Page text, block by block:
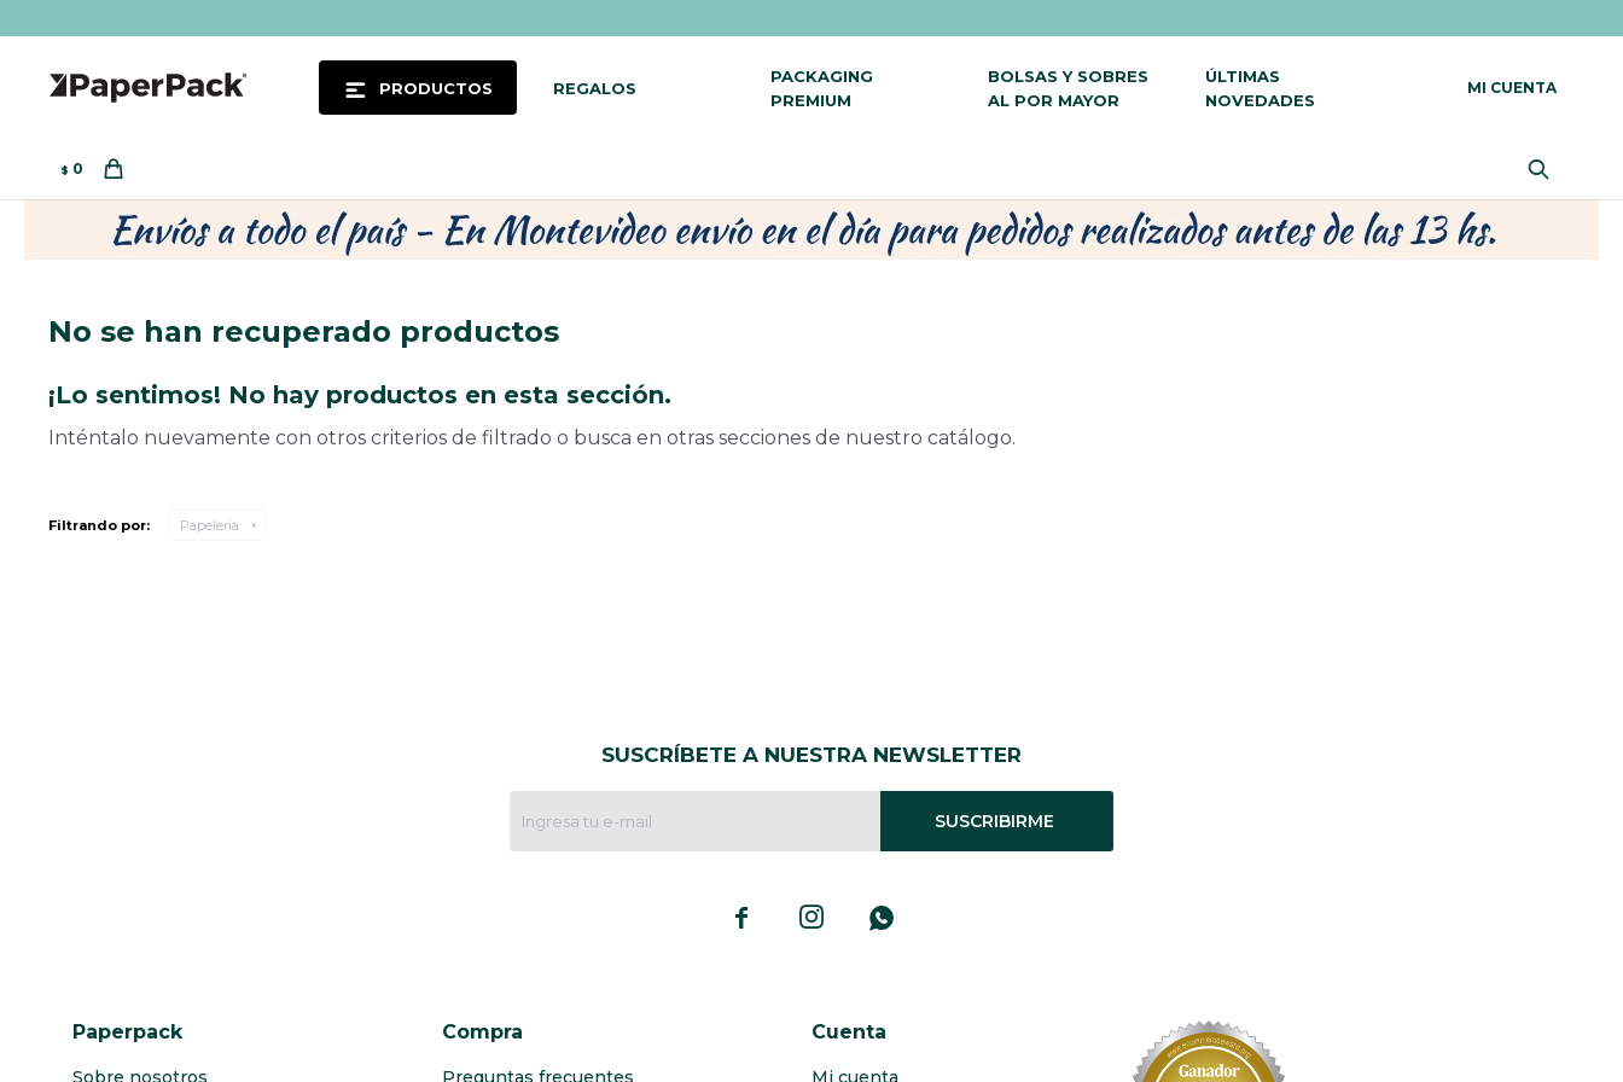
PRODUCTOS REGALOS
PACKAGING
PREMIUM
BOLSAS Y SOBRES
AL POR MAYOR
ÚLTIMAS
NOVEDADES
$ 0
No se han recuperado productos
¡Lo sentimos! No hay productos en esta sección.
Inténtalo nuevamente con otros criterios de filtrado o busca en otras secciones de nuestro catálogo.
Filtrando por: Papeleria
SUSCRÍBETE A NUESTRA NEWSLETTER
SUSCRIBIRME
  
Paperpack
Sobre nosotros
Compra
Preguntas frecuentes
Cuenta
Mi cuenta